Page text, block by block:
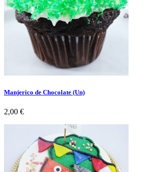
Manjerico de Chocolate (Un)
Preço
2,00 €